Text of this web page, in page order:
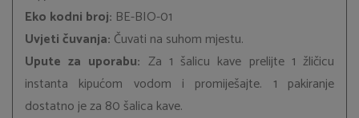
Eko kodni broj: BE-BIO-01
Uvjeti čuvanja: Čuvati na suhom mjestu.
Upute za uporabu: Za 1 šalicu kave prelijte 1 žličicu
instanta kipućom vodom i promiješajte. 1 pakiranje
dostatno je za 80 šalica kave.